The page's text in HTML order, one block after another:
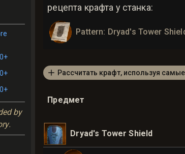
by
рецепта крафта у станка:
Pattern: Dryad's Tower
Рассчитать крафт, используя
Предмет
Dryad's Tower Shield